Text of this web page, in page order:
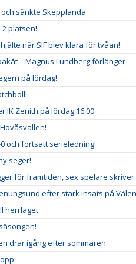
sänkte Skepplanda
platsen!
när SIF blev klara för tvåan!
– Magnus Lundberg förlänger
på lördag!
IK Zenith på lördag 16.00
och fortsatt serieledning!
seger!
för framtiden, sex spelare
efter stark insats på
herrlaget
drar igång efter sommaren